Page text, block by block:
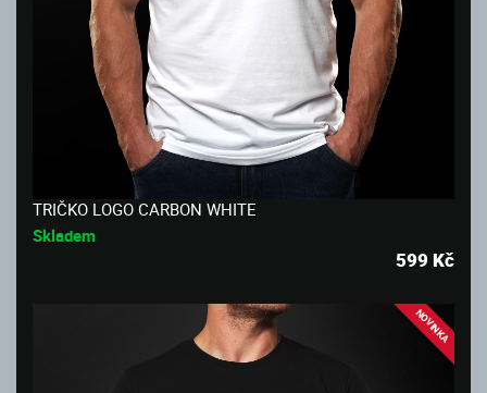
TRIČKO LOGO CARBON WHITE
Skladem
599 Kč
NOVINKA